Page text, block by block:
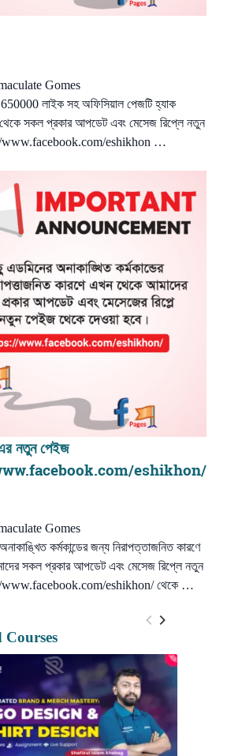
Gomes
লাইক সহ অফিসিয়াল পেজটি হ্যাক
সকল প্রকার আপডেট এবং মেসেজ রিপ্লে নতুন
www.facebook.com/eshikhon …
নতুন পেইজ
eshikhon/
Gomes
কর্মকান্ডের জন্য নিরাপত্তাজনিত কারণে
সকল প্রকার আপডেট এবং মেসেজ রিপ্লে নতুন
www.facebook.com/eshikhon/ থেকে …
Courses